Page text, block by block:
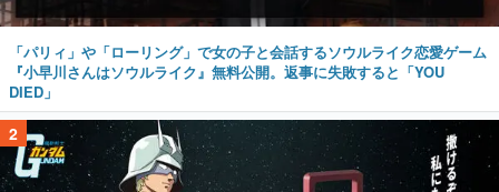
「パリィ」や「ローリング」で女の子と会話するソウルライク恋愛ゲーム
『小早川さんはソウルライク』無料公開。返事に失敗すると「YOU
DIED」
2